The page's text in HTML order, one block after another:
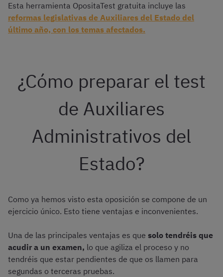
Esta herramienta OpositaTest gratuita incluye las
reformas legislativas de Auxiliares del Estado del
último año, con los temas afectados.
¿Cómo preparar el test
de Auxiliares
Administrativos del
Estado?
Como ya hemos visto esta oposición se compone de un
ejercicio único. Esto tiene ventajas e inconvenientes.
Una de las principales ventajas es que solo tendréis que
acudir a un examen, lo que agiliza el proceso y no
tendréis que estar pendientes de que os llamen para
segundas o terceras pruebas.